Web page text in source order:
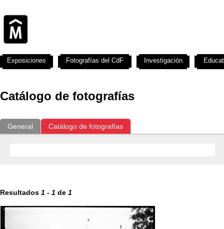
Catálogo de fotografías
General Catálogo de fotografías
Resultados 1 - 1 de 1
Exposiciones Fotografías del CdF Investigación